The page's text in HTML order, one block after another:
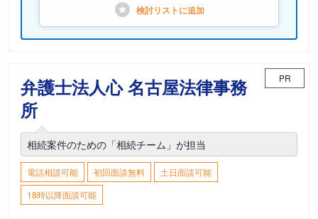
検討リストに追加
弁護士法人心 名古屋法律事務
所
PR
相続案件のための「相続チーム」が担当
電話相談可能 初回面談無料
土日面談可能
18時以降面談可能